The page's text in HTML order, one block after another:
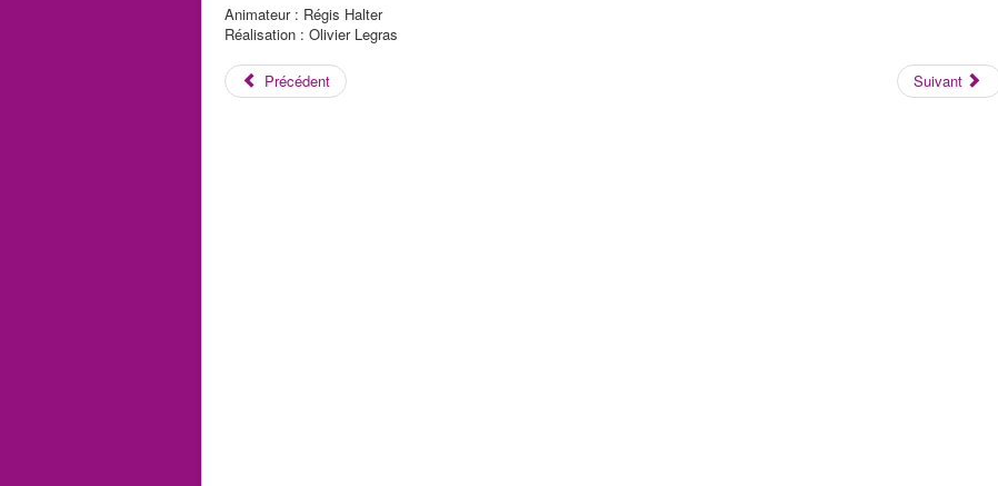
Animateur : Régis Halter
Réalisation : Olivier Legras
Précédent Suivant